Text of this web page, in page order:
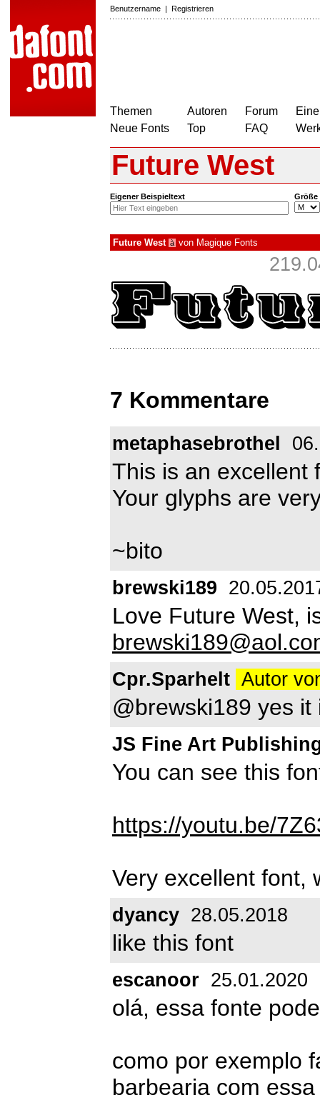
Benutzername | Registrieren
Themen
Neue Fonts
Autoren
Top
Forum
FAQ
Future West
Eigener Beispieltext Größe
Future West à von Magique Fonts
7 Kommentare
metaphasebrothel
This is an excellent
Your glyphs are
~bito
brewski189
Love Future West,
Cpr.Sparhelt Autor
@brewski189 yes it
JS Fine Art
You can see this
https://youtu.be/
Very excellent font,
dyancy 28.05.2018
like this font
escanoor 25.01.2020
olá, essa fonte
como por exemplo
barbearia com